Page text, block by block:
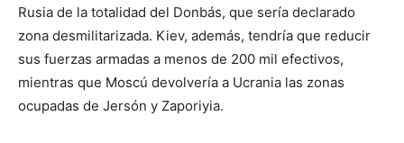
Rusia de la totalidad del Donbás, que sería declarado
zona desmilitarizada. Kiev, además, tendría que reducir
sus fuerzas armadas a menos de 200 mil efectivos,
mientras que Moscú devolvería a Ucrania las zonas
ocupadas de Jersón y Zaporiyia.